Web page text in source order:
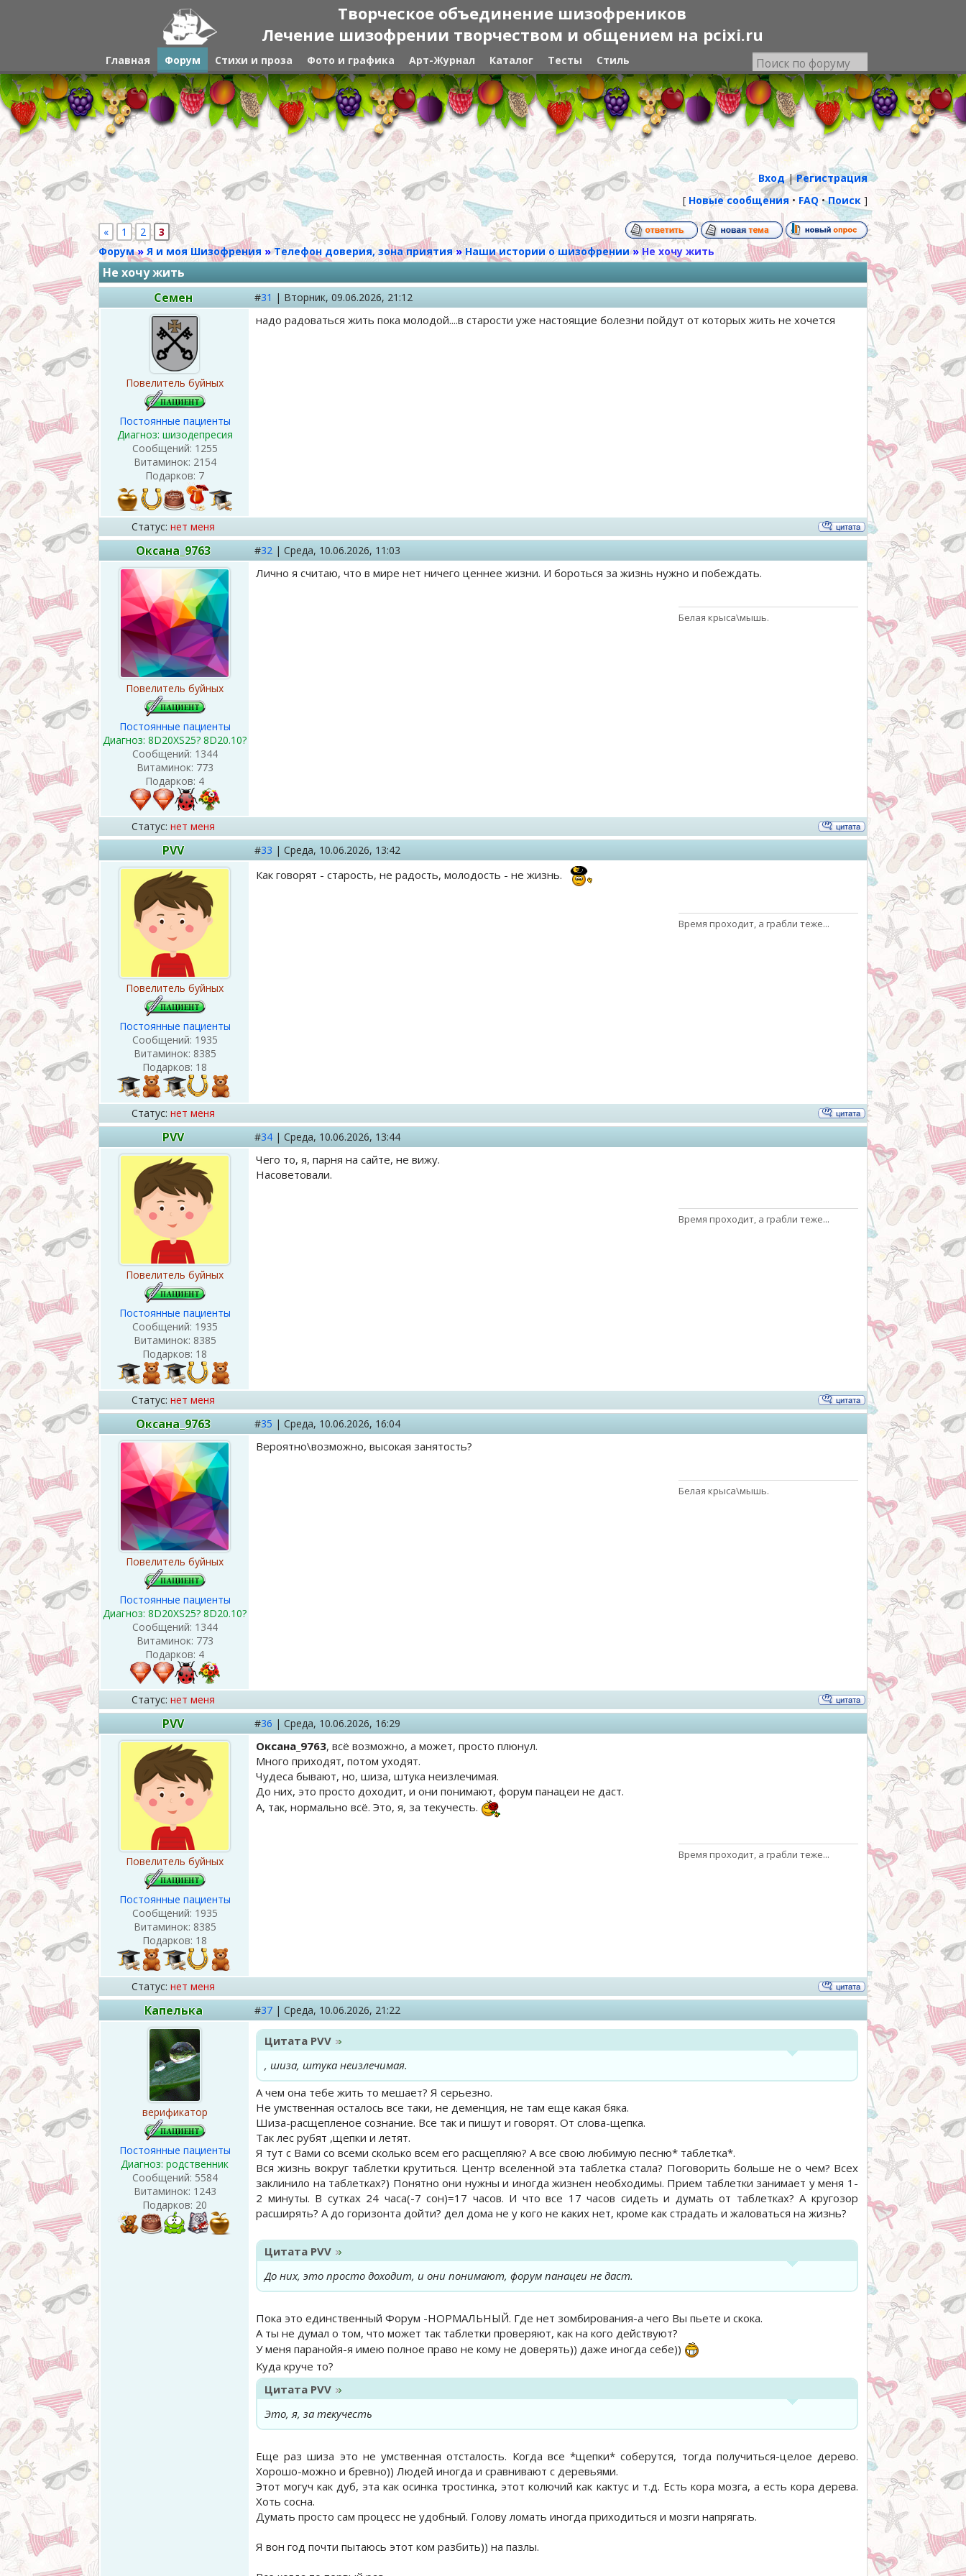
Творческое объединение шизофреников
Лечение шизофрении творчеством и общением на pcixi.ru
Главная Форум Стихи и проза Фото и графика Арт-Журнал Каталог Тесты Стиль
Вход|Регистрация
[ Новые сообщения • FAQ •Поиск ]
« 1 2
3
Форум » Я и моя Шизофрения » Телефон доверия, зона приятия » Наши истории о шизофрении » Не хочу жить
Не хочу жить
Семен
#31 | Вторник, 09.06.2026, 21:12
Повелитель буйных
Постоянные пациенты
Диагноз: шизодепресия
Сообщений: 1255
Витаминок: 2154
Подарков: 7
надо радоваться жить пока молодой....в старости уже настоящие болезни пойдут от которых жить не хочется
Статус: нет меня
Оксана_9763 #32 | Среда, 10.06.2026, 11:03
Повелитель буйных
Постоянные пациенты
Диагноз: 8D20XS25? 8D20.10?
Сообщений: 1344
Витаминок: 773
Подарков: 4
Лично я считаю, что в мире нет ничего ценнее жизни. И бороться за жизнь нужно и побеждать.
Белая крыса\мышь.
Статус: нет меня
PVV #33 | Среда, 10.06.2026, 13:42
Повелитель буйных
Постоянные пациенты
Сообщений: 1935
Витаминок: 8385
Подарков: 18
Как говорят - старость, не радость, молодость - не жизнь.
Время проходит, а грабли теже...
Статус: нет меня
PVV #34 | Среда, 10.06.2026, 13:44
Повелитель буйных
Постоянные пациенты
Сообщений: 1935
Витаминок: 8385
Подарков: 18
Чего то, я, парня на сайте, не вижу.
Насоветовали.
Время проходит, а грабли теже...
Статус: нет меня
Оксана_9763 #35 | Среда, 10.06.2026, 16:04
Повелитель буйных
Постоянные пациенты
Диагноз: 8D20XS25? 8D20.10?
Сообщений: 1344
Витаминок: 773
Подарков: 4
Вероятно\возможно, высокая занятость?
Белая крыса\мышь.
Статус: нет меня
PVV #36 | Среда, 10.06.2026, 16:29
Повелитель буйных
Постоянные пациенты
Сообщений: 1935
Витаминок: 8385
Подарков: 18
Оксана_9763, всё возможно, а может, просто плюнул.
Много приходят, потом уходят.
Чудеса бывают, но, шиза, штука неизлечимая.
До них, это просто доходит, и они понимают, форум панацеи не даст.
А, так, нормально всё. Это, я, за текучесть.
Время проходит, а грабли теже...
Статус: нет меня
Капелька #37 | Среда, 10.06.2026, 21:22
верификатор
Постоянные пациенты
Диагноз: родственник
Сообщений: 5584
Витаминок: 1243
Подарков: 20
Цитата PVV
, шиза, штука неизлечимая.
А чем она тебе жить то мешает? Я серьезно.
Не умственная осталось все таки, не деменция, не там еще какая бяка.
Шиза-расщепленое сознание. Все так и пишут и говорят. От слова-щепка.
Так лес рубят ,щепки и летят.
Я тут с Вами со всеми сколько всем его расщепляю? А все свою любимую песню* таблетка*.
Вся жизнь вокруг таблетки крутиться. Центр вселенной эта таблетка стала? Поговорить больше не о чем? Всех
заклинило на таблетках?) Понятно они нужны и иногда жизнен необходимы. Прием таблетки занимает у меня 1-
2 минуты. В сутках 24 часа(-7 сон)=17 часов. И что все 17 часов сидеть и думать от таблетках? А кругозор
расширять? А до горизонта дойти? дел дома не у кого не каких нет, кроме как страдать и жаловаться на жизнь?
Цитата PVV
До них, это просто доходит, и они понимают, форум панацеи не даст.
Пока это единственный Форум -НОРМАЛЬНЫЙ. Где нет зомбирования-а чего Вы пьете и скока.
А ты не думал о том, что может так таблетки проверяют, как на кого действуют?
У меня паранойя-я имею полное право не кому не доверять)) даже иногда себе))
Куда круче то?
Цитата PVV
Это, я, за текучесть
Еще раз шиза это не умственная отсталость. Когда все *щепки* соберутся, тогда получиться-целое дерево.
Хорошо-можно и бревно)) Людей иногда и сравнивают с деревьями.
Этот могуч как дуб, эта как осинка тростинка, этот колючий как кактус и т.д. Есть кора мозга, а есть кора дерева.
Хоть сосна.
Думать просто сам процесс не удобный. Голову ломать иногда приходиться и мозги напрягать.
Я вон год почти пытаюсь этот ком разбить)) на пазлы.